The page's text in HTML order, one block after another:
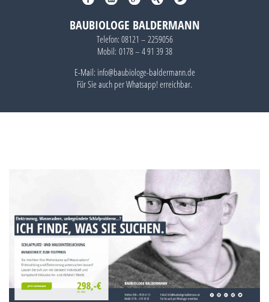
BAUBIOLOGE BALDERMANN
Telefon: 08121 – 2259056
Mobil: 0178 – 4 91 39 38
E-Mail: info@baubiologe-baldermann.de
Für Sie auch perWhatsapp!erreichbar.